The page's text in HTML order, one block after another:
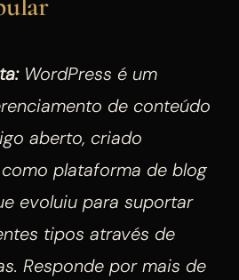
WordPress é um
de conteúdo
aberto, criado
plataforma de blog
evoluiu para suportar
tipos através de
Responde por mais de